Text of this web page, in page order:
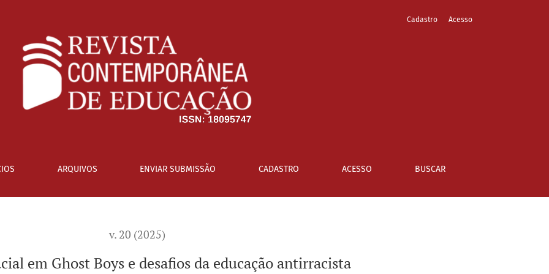
antirracista
ARQUIVOS ENVIAR SUBMISSÃO CADASTRO ACESSO BUSCAR
Cadastro Acesso
v. 20 (2025)
em Ghost Boys e desafios da educação antirracista